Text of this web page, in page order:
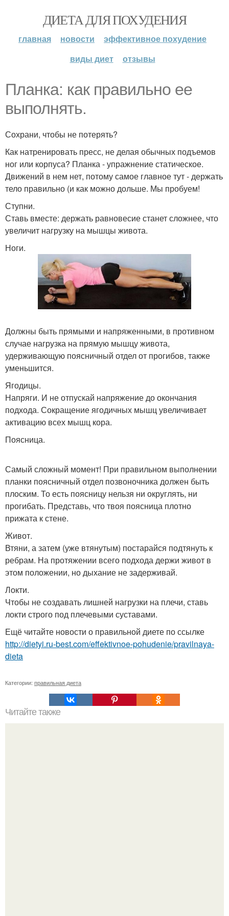
ДИЕТА ДЛЯ ПОХУДЕНИЯ
главная новости
эффективное похудение
виды диет
отзывы
Планка: как правильно ее
выполнять.
Сохрани, чтобы не потерять?
Как натренировать пресс, не делая обычных подъемов
ног или корпуса? Планка - упражнение статическое.
Движений в нем нет, потому самое главное тут - держать
тело правильно (и как можно дольше. Мы пробуем!
Ступни.
Ставь вместе: держать равновесие станет сложнее, что
увеличит нагрузку на мышцы живота.
Ноги.
Должны быть прямыми и напряженными, в противном
случае нагрузка на прямую мышцу живота,
удерживающую поясничный отдел от прогибов, также
уменьшится.
Ягодицы.
Напряги. И не отпускай напряжение до окончания
подхода. Сокращение ягодичных мышц увеличивает
активацию всех мышц кора.
Поясница.
Самый сложный момент! При правильном выполнении
планки поясничный отдел позвоночника должен быть
плоским. То есть поясницу нельзя ни округлять, ни
прогибать. Представь, что твоя поясница плотно
прижата к стене.
Живот.
Втяни, а затем (уже втянутым) постарайся подтянуть к
ребрам. На протяжении всего подхода держи живот в
этом положении, но дыхание не задерживай.
Локти.
Чтобы не создавать лишней нагрузки на плечи, ставь
локти строго под плечевыми суставами.
Ещё читайте новости о правильной диете по ссылке
http://dietyi.ru-best.com/effektivnoe-pohudenie/pravilnaya-
dieta
Категории: правильная диета
Читайте также